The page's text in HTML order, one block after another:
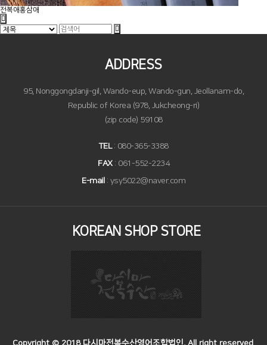
전복애홍삼애
ADDRESS
95, Nonggongdanji-gil, Wando-eup, Wando-gun, Jeollanam-do,
Republic of Korea (978, Jukcheong-ri)
(zip code) 59108
TEL: 080-365-3388
FAX: 061-552-2234
E-mail : ysy5022@naver.com
KOREAN SHOP STORE